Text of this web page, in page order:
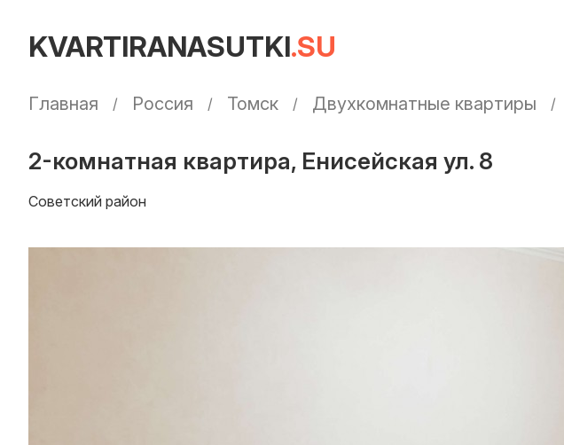
KVARTIRANASUTKI.SU
Главная Россия Томск Двухкомнатные квартиры
2-комнатная квартира, Енисейская ул. 8
Советский район